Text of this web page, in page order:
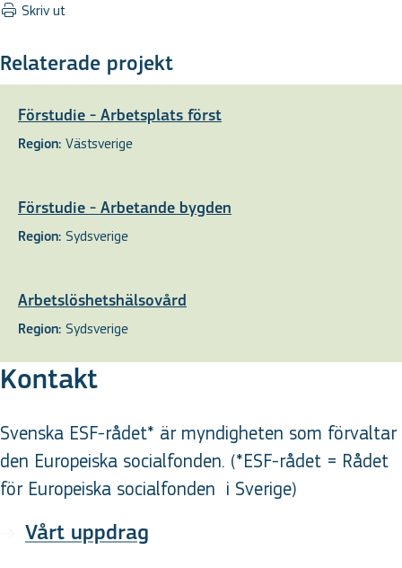
Skriv ut
Relaterade projekt
Förstudie - Arbetsplats först
Region: Västsverige
Förstudie - Arbetande bygden
Region: Sydsverige
Arbetslöshetshälsovård
Region: Sydsverige
Kontakt
Svenska ESF-rådet* är myndigheten som förvaltar
den Europeiska socialfonden. (*ESF-rådet = Rådet
för Europeiska socialfonden i Sverige)
Vårt uppdrag